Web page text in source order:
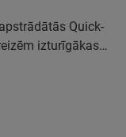
Quick-
izturīgākas
kas nav